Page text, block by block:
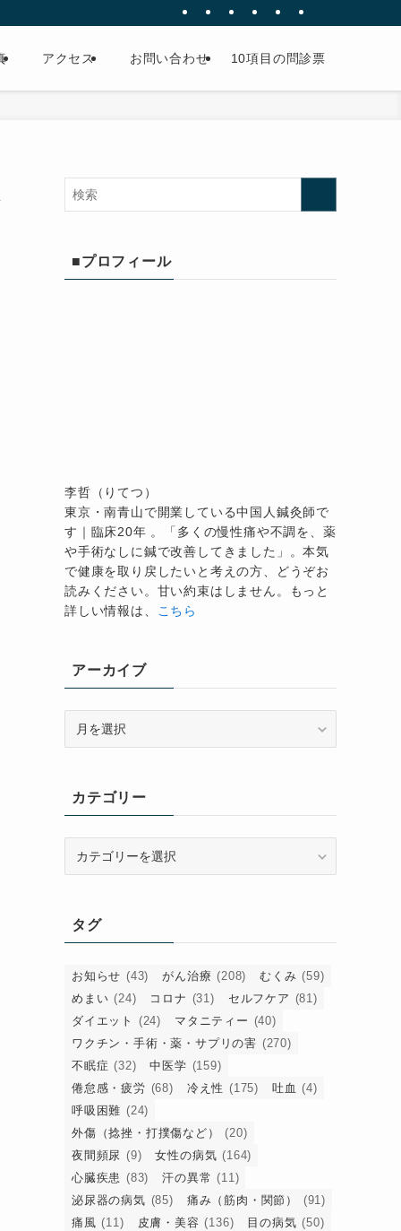
アクセス お問い合わせ 10項目の問診票
■プロフィール
李哲（りてつ）
東京・南青山で開業している中国人鍼灸師で
す｜臨床20年 。「多くの慢性痛や不調を、薬
や手術なしに鍼で改善してきました」。本気
で健康を取り戻したいと考えの方、どうぞお
読みください。甘い約束はしません。もっと
詳しい情報は、 こちら
アーカイブ
ブカテゴリー
ータグ
お知らせ (43) がん治療 (208) むくみ (59)
めまい (24) コロナ (31) セルフケア (81)
ダイエット
(24) マタニティー (40)
ワクチン・手術・薬・サプリの害 (270)
不眠症 (32) 中医学 (159)
倦怠感・疲労 (68) 冷え性 (175) 吐血 (4)
呼吸困難 (24)
外傷（捻挫・打撲傷など）
(20)
夜間頻尿 (9) 女性の病気 (164)
心臓疾患 (83) 汗の異常 (11)
泌尿器の病気 (85) 痛み（筋肉・関節）
(91)
痛風 (11) 皮膚・美容 (136) 目の病気 (50)